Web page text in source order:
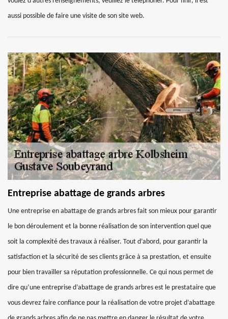
aussi possible de faire une visite de son site web.
Entreprise abattage de grands arbres
Une entreprise en abattage de grands arbres fait son mieux pour garantir
le bon déroulement et la bonne réalisation de son intervention quel que
soit la complexité des travaux à réaliser. Tout d’abord, pour garantir la
satisfaction et la sécurité de ses clients grâce à sa prestation, et ensuite
pour bien travailler sa réputation professionnelle. Ce qui nous permet de
dire qu’une entreprise d’abattage de grands arbres est le prestataire que
vous devrez faire confiance pour la réalisation de votre projet d’abattage